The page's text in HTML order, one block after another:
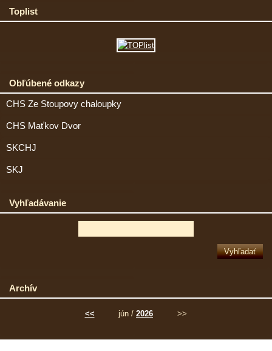
Toplist
Obľúbené odkazy
CHS Ze Stoupovy chaloupky
CHS Maťkov Dvor
SKCHJ
SKJ
Vyhľadávanie
Archív
<< jún / 2026 >>